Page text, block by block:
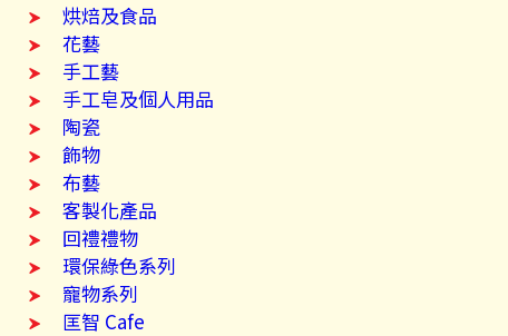
烘焙及食品
花藝
手工藝
手工皂及個人用品
陶瓷
飾物
布藝
客製化產品
回禮禮物
環保綠色系列
寵物系列
匡智 Cafe